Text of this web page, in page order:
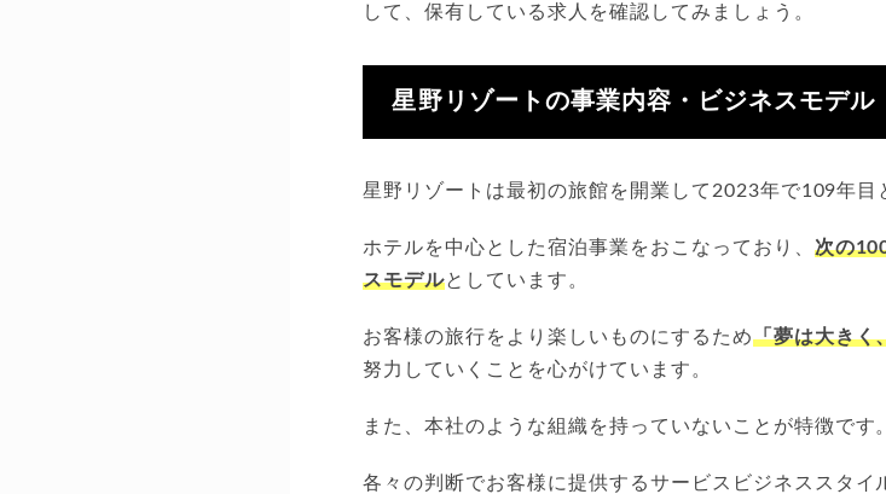
して、保有している求人を確認してみましょう。
星野リゾートの事業内容・ビジネスモデル
星野リゾートは最初の旅館を開業して2023年で109年目
ホテルを中心とした宿泊事業をおこなっており、 次の
スモデルとしています。
お客様の旅行をより楽しいものにするため「夢は大きく
努力していくことを心がけています。
また、本社のような組織を持っていないことが特徴です。
各々の判断でお客様に提供するサービスビジネススタイ